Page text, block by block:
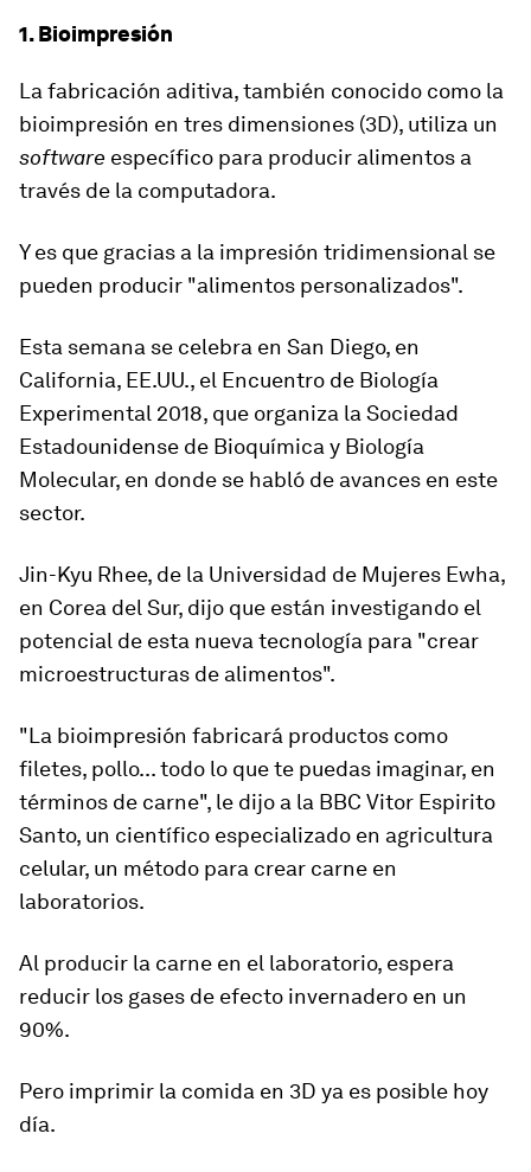
1. Bioimpresión
La fabricación aditiva,también conocido como la
bioimpresión en tres dimensiones (3D), utiliza un
software específico para producir alimentos a
través de la computadora.
Y es que gracias a la impresión tridimensional se
pueden producir "alimentos personalizados".
Esta semana se celebra en San Diego, en
California, EE.UU., el Encuentro de Biología
Experimental 2018, que organiza la Sociedad
Estadounidense de Bioquímica y Biología
Molecular, en donde se habló de avances en este
sector.
Jin-Kyu Rhee, de la Universidad de Mujeres Ewha,
en Corea del Sur, dijo que están investigando el
potencial de esta nueva tecnología para "crear
microestructuras de alimentos".
"La bioimpresión fabricará productos como
filetes, pollo... todo lo que te puedas imaginar, en
términos de carne", le dijo a la BBC Vitor Espirito
Santo, un científico especializado en agricultura
celular, un método para crear carne en
laboratorios.
Al producir la carne en el laboratorio, espera
reducir los gases de efecto invernadero en un
90%.
Pero imprimir la comida en 3D ya es posible hoy
día.